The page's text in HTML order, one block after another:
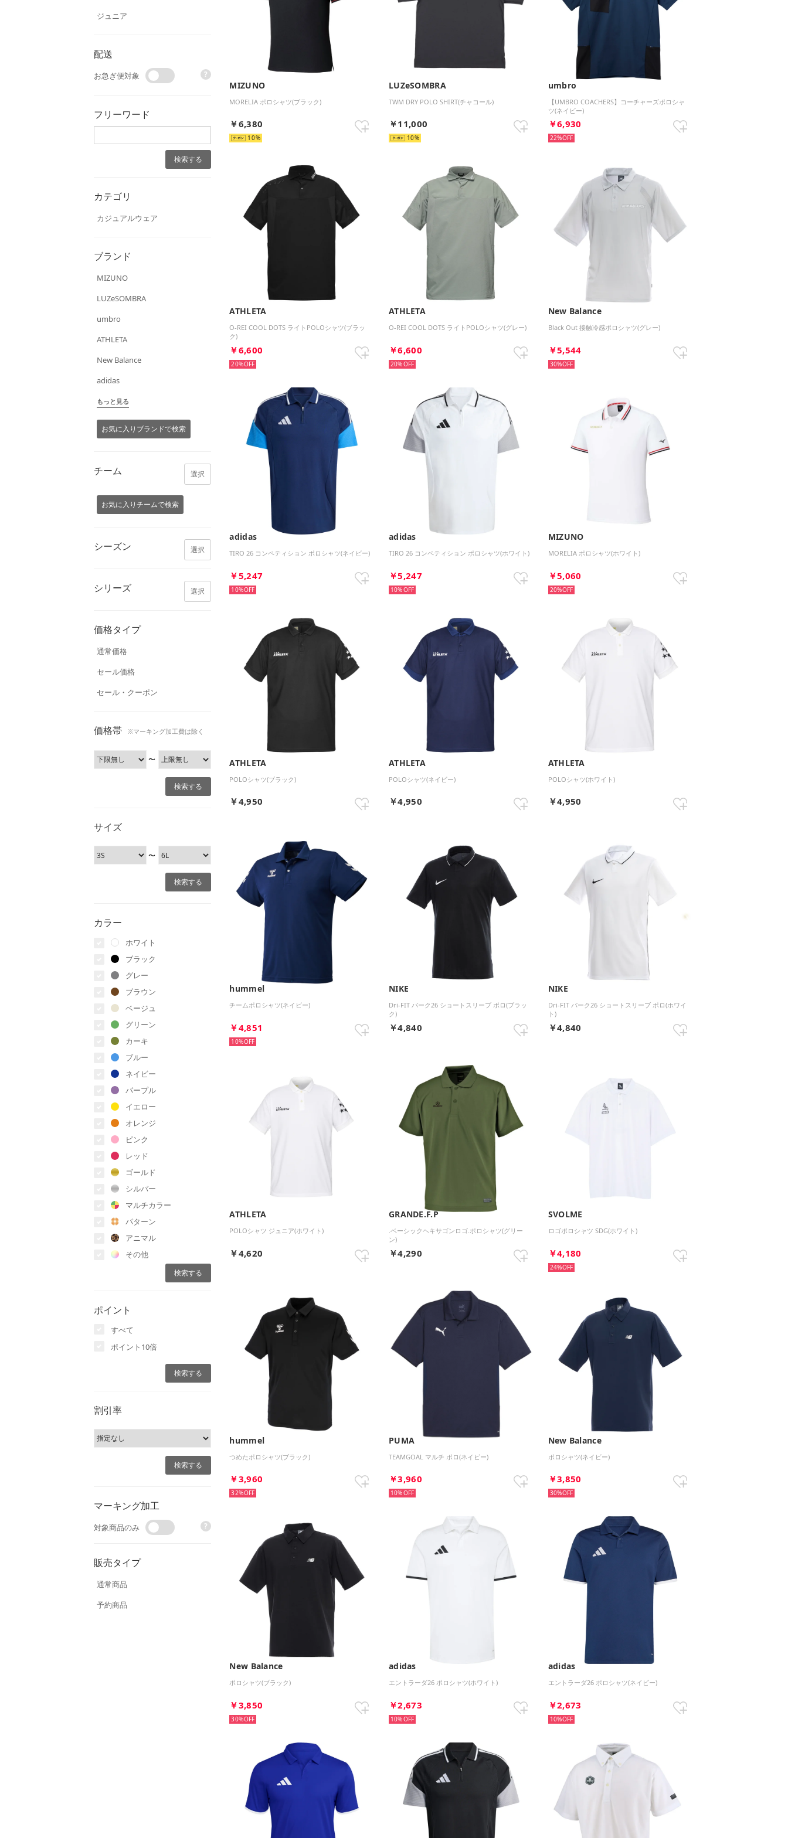
ジュニア
配送
お急ぎ便対象 ?
フリーワード
カテゴリ
カジュアルウェア
ブランド
MIZUNO
LUZeSOMBRA
umbro
ATHLETA
New Balance
adidas
もっと見る
お気に入りブランドで検索
チーム 選択
お気に入りチームで検索
シーズン 選択
シリーズ 選択
価格タイプ
通常価格
セール価格
セール・クーポン
価格帯 ※マーキング加工費は除く
〜
サイズ
〜
カラー
ホワイト
ブラック
グレー
ブラウン
ベージュ
グリーン
カーキ
ブルー
ネイビー
パープル
イエロー
オレンジ
ピンク
レッド
ゴールド
シルバー
マルチカラー
パターン
アニマル
その他
ポイント
すべて
ポイント10倍
割引率
マーキング加工
対象商品のみ ?
販売タイプ
通常商品
予約商品
MIZUNO
MORELIA ポロシャツ(ブラック)
￥6,380
10
LUZeSOMBRA
TWM DRY POLO SHIRT(チャコール)
￥11,000
10
umbro
【UMBRO COACHERS】コーチャーズポロシャ
ツ(ネイビー)
￥6,930
22%
ATHLETA
O-REI COOL DOTS ライトPOLOシャツ(ブラッ
ク)
￥6,600
20%
ATHLETA
O-REI COOL DOTS ライトPOLOシャツ(グレー)
￥6,600
20%
New Balance
Black Out 接触冷感ポロシャツ(グレー)
￥5,544
30%
adidas
TIRO 26 コンペティション ポロシャツ(ネイビー)
￥5,247
10%
adidas
TIRO 26 コンペティション ポロシャツ(ホワイト)
￥5,247
10%
MIZUNO
MORELIA ポロシャツ(ホワイト)
￥5,060
20%
ATHLETA
POLOシャツ(ブラック)
￥4,950
ATHLETA
POLOシャツ(ネイビー)
￥4,950
ATHLETA
POLOシャツ(ホワイト)
￥4,950
hummel
チームポロシャツ(ネイビー)
￥4,851
10%
NIKE
Dri-FIT パーク26 ショートスリーブ ポロ(ブラッ
ク)
￥4,840
NIKE
Dri-FIT パーク26 ショートスリーブ ポロ(ホワイ
ト)
￥4,840
ATHLETA
POLOシャツ ジュニア(ホワイト)
￥4,620
GRANDE.F.P
.ベーシックヘキサゴンロゴ.ポロシャツ(グリー
ン)
￥4,290
SVOLME
ロゴポロシャツ SDG(ホワイト)
￥4,180
24%
hummel
つめたポロシャツ(ブラック)
￥3,960
32%
PUMA
TEAMGOAL マルチ ポロ(ネイビー)
￥3,960
10%
New Balance
ポロシャツ(ネイビー)
￥3,850
30%
New Balance
ポロシャツ(ブラック)
￥3,850
30%
adidas
エントラーダ26 ポロシャツ(ホワイト)
￥2,673
10%
adidas
エントラーダ26 ポロシャツ(ネイビー)
￥2,673
10%